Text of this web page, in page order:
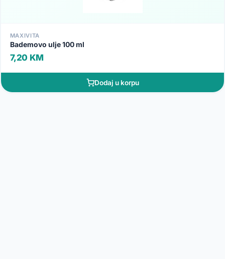
MAXIVITA
Bademovo ulje 100 ml
7,20 KM
Dodaj u korpu